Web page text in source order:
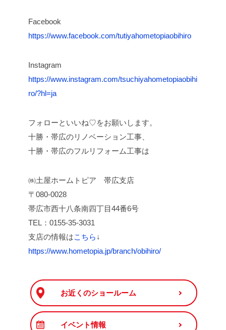
Facebook
https://www.facebook.com/tutiyahometopiaobihiro
Instagram
https://www.instagram.com/tsuchiyahometopiaobihi
ro/?hl=ja
フォローといいね♡をお願いします。
十勝・帯広のリノベーション工事、
十勝・帯広のフルリフォーム工事は
㈱土屋ホームトピア 帯広支店
〒080-0028
帯広市西十八条南四丁目44番6号
TEL：0155-35-3031
支店の情報はこちら ↓
https://www.hometopia.jp/branch/obihiro/
お近くのショールーム
イベント情報